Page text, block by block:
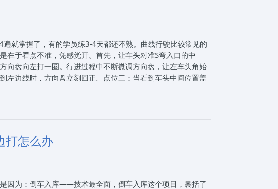
考的学员都有这3个特征》来自互联网，2025年7月27日思
过本站报名石家庄驾校可以享受团报价格，我们帮学员朋友
！报驾校就上石家庄思毅学车，让您轻松学车！
就掌握了，有的学员练3-4天都还不熟。曲线行驶比较常见的
在于看点不准，凭感觉开。首先，让车头对准S弯入口的中
向盘向左打一圈。行进过程中不断微调方向盘，让左车头角始
左边线时，方向盘立刻回正。点位三：当看到车头中间位置盖
微调方向盘，让右车头角始终沿着边线行驶。当边线都消失
日思毅学车整理发布。石家庄思毅学车报名电话：0311-
员朋友从选择驾校、报名、体检到练车、考试、拿证一站式
打怎么办
因为：倒车入库——技术最全面，倒车入库这个项目，囊括了